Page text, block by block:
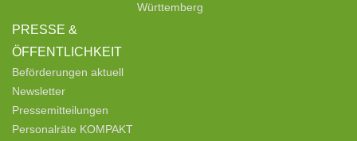
PRESSE &
ÖFFENTLICHKEIT
Beförderungen aktuell
Newsletter
Pressemitteilungen
Personalräte KOMPAKT
Württemberg